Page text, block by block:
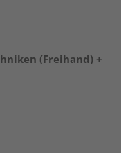
(Freihand) +